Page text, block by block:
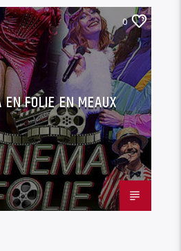
0
FOLIE EN MEAUX